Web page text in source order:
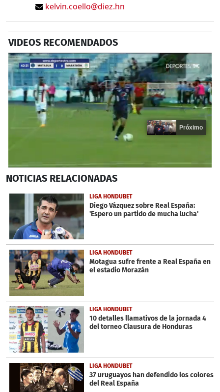
kelvin.coello@diez.hn
VIDEOS RECOMENDADOS
seconds
17
seconds
Próximo
NOTICIAS RELACIONADAS
LIGA HONDUBET
Diego Vázquez sobre Real España:
'Espero un partido de mucha lucha'
LIGA HONDUBET
Motagua sufre frente a Real España en
el estadio Morazán
LIGA HONDUBET
10 detalles llamativos de la jornada 4
del torneo Clausura de Honduras
LIGA HONDUBET
37 uruguayos han defendido los colores
del Real España